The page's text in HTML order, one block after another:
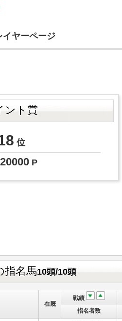
イヤーページ
ント賞
位
P
指名馬10頭/10頭
在厩
戦績
指名者数